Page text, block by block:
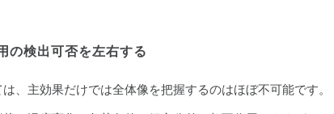
の検出可否を左右する
、主効果だけでは全体像を把握するのはほぼ不可能です。